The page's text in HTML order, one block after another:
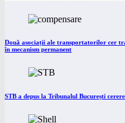
Două asociații ale transportatorilor cer
în mecanism permanent
STB a depus la Tribunalul București